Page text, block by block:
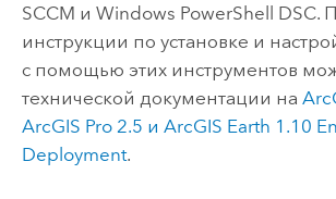
SCCM и Windows PowerShell DSC.
инструкции по установке и
с помощью этих инструментов
технической документации на
ArcGIS Pro2.5 и ArcGIS Earth 1.10
Deployment.